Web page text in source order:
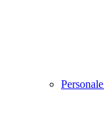
Personale